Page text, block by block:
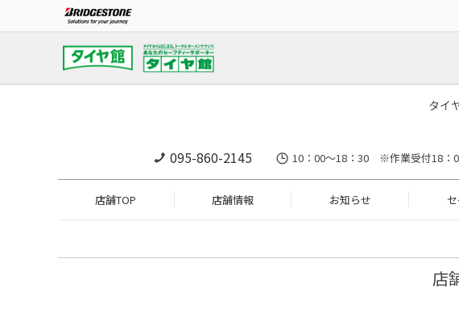
タイ
095-860-2145 10：00～18：30 ※作業受付18：
店舗TOP 店舗情報 お知らせ
店